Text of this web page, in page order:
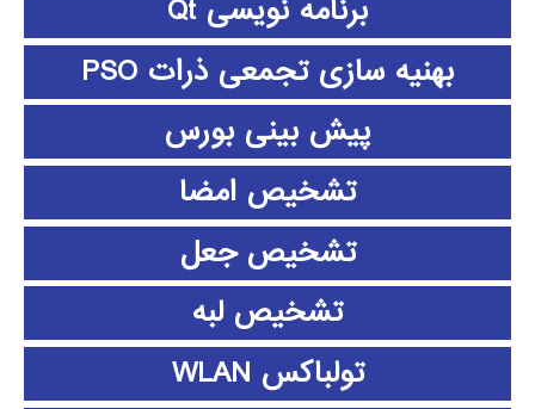
برنامه نویسی Qt
بهنیه سازی تجمعی ذرات PSO
پیش بینی بورس
تشخیص امضا
تشخیص جعل
تشخیص لبه
تولباکس WLAN